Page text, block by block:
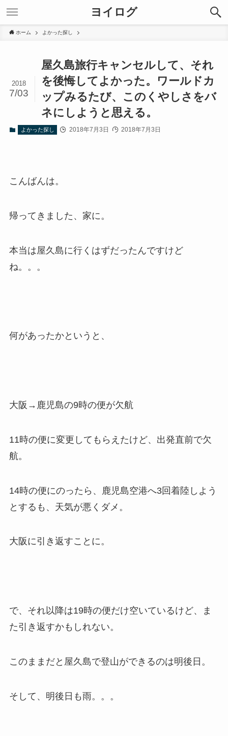
ヨイログ
ホーム よかった探し
屋久島旅行キャンセルして、それ
を後悔してよかった。ワールドカ
ップみるたび、このくやしさをバ
ネにしようと思える。
2018
7/03
よかった探し 2018年7月3日 2018年7月3日
こんばんは。
帰ってきました、家に。
本当は屋久島に行くはずだったんですけど
ね。。。
何があったかというと、
大阪→鹿児島の9時の便が欠航
11時の便に変更してもらえたけど、出発直前で欠
航。
14時の便にのったら、鹿児島空港へ3回着陸しよう
とするも、天気が悪くダメ。
大阪に引き返すことに。
で、それ以降は19時の便だけ空いているけど、ま
た引き返すかもしれない。
このままだと屋久島で登山ができるのは明後日。
そして、明後日も雨。。。